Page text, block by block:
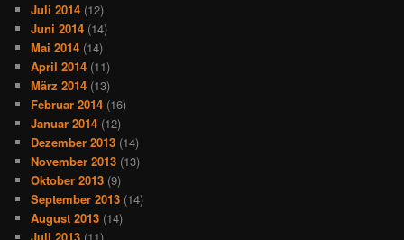
Juli 2014 (12)
Juni 2014 (14)
Mai 2014 (14)
April 2014 (11)
März 2014 (13)
Februar 2014 (16)
Januar 2014 (12)
Dezember 2013 (14)
November 2013 (13)
Oktober 2013 (9)
September 2013 (14)
August 2013 (14)